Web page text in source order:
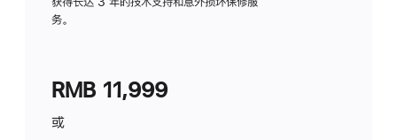
务。
RMB 11,999
或